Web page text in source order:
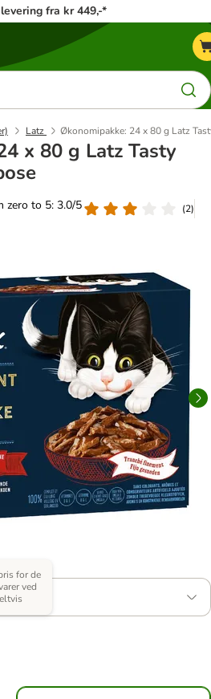
fra kr 449,-*
Latz Økonomipakke: 24 x 80 g Latz
x 80 g Latz Tasty
zero to 5: 3.0/5
(2)
for de
ved